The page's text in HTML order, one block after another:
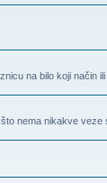
na bilo koji način
nema nikakve